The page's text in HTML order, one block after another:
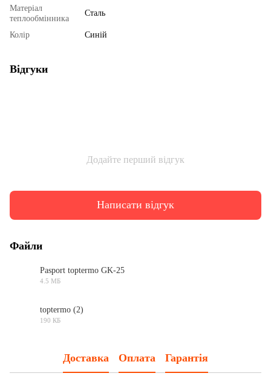
Матеріал
теплообмінника
Сталь
Колір Синій
Відгуки
Додайте перший відгук
Написати відгук
Файли
Pasport toptermo GK-25
4.5 МБ
toptermo (2)
190 КБ
Доставка Оплата Гарантія